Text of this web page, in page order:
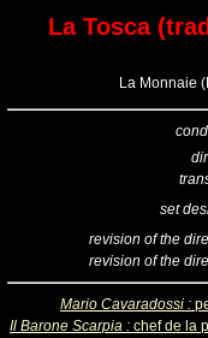
La Tosca
La Monnaie
set
revision of the
revision of the
Mario Cavaradossi :
Il Barone Scarpia : chef de la